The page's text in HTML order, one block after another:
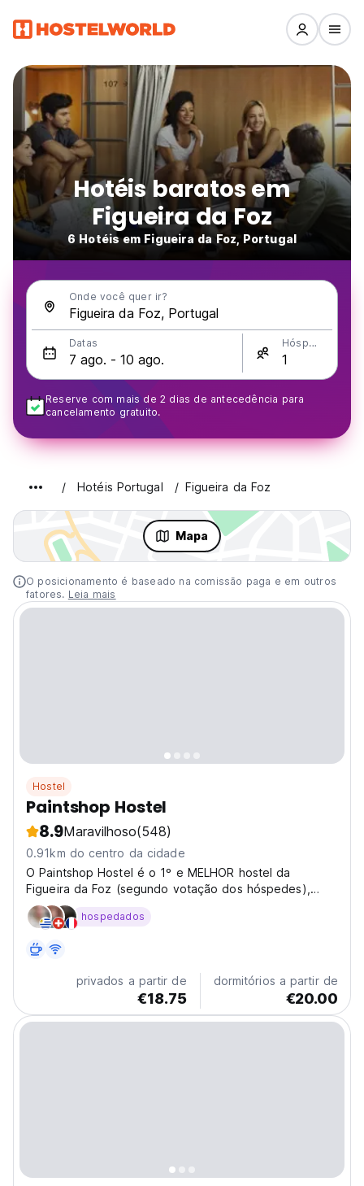
Hotéis baratos em
Figueira da Foz
6 Hotéis em Figueira da Foz, Portugal
Onde você quer ir?
Datas Hóspedes
Reserve com mais de 2 dias de antecedência para
cancelamento gratuito.
Hotéis Portugal Figueira da Foz
Mapa
O posicionamento é baseado na comissão paga e em outros
fatores. Leia mais
Hostel
Paintshop Hostel
8.9Maravilhoso(548)
0.91km do centro da cidade
O Paintshop Hostel é o 1º e MELHOR hostel da
Figueira da Foz (segundo votação dos hóspedes),
criado pela Backp
hospedados
privados a partir de
€18.75
dormitórios a partir de
€20.00